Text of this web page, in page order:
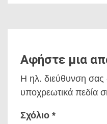
Αφήστε μια
Η ηλ. διεύθυνση σας
υποχρεωτικά πεδία
Σχόλιο *